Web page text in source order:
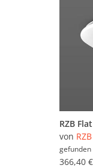
von RZB
gefunden
366,40 €